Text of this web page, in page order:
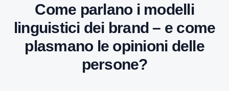
Come parlano i modelli
linguistici dei brand – e come
plasmano le opinioni delle
persone?